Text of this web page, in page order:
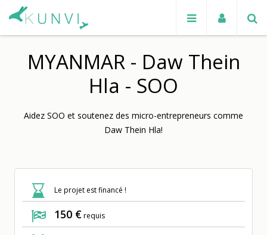
MYANMAR - Daw Thein
Hla - SOO
Aidez SOO et soutenez des micro-entrepreneurs comme
Daw Thein Hla!
Le projet est financé !
150 €requis